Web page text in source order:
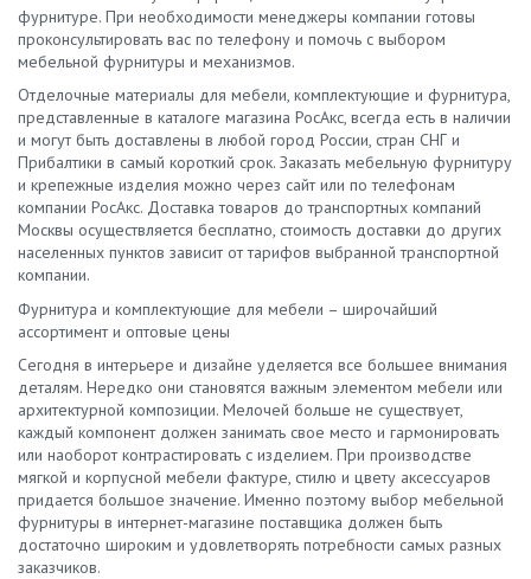
фурнитуре. При необходимости менеджеры компании готовы
проконсультировать вас по телефону и помочь с выбором
мебельной фурнитуры и механизмов.
Отделочные материалы для мебели, комплектующие и фурнитура,
представленные в каталоге магазина РосАкс, всегда есть в наличии
и могут быть доставлены в любой город России, стран СНГ и
Прибалтики в самый короткий срок. Заказать мебельную фурнитуру
и крепежные изделия можно через сайт или по телефонам
компании РосАкс. Доставка товаров до транспортных компаний
Москвы осуществляется бесплатно, стоимость доставки до других
населенных пунктов зависит от тарифов выбранной транспортной
компании.
Фурнитура и комплектующие для мебели – широчайший
ассортимент и оптовые цены
Сегодня в интерьере и дизайне уделяется все большее внимания
деталям. Нередко они становятся важным элементом мебели или
архитектурной композиции. Мелочей больше не существует,
каждый компонент должен занимать свое место и гармонировать
или наоборот контрастировать с изделием. При производстве
мягкой и корпусной мебели фактуре, стилю и цвету аксессуаров
придается большое значение. Именно поэтому выбор мебельной
фурнитуры в интернет-магазине поставщика должен быть
достаточно широким и удовлетворять потребности самых разных
заказчиков.